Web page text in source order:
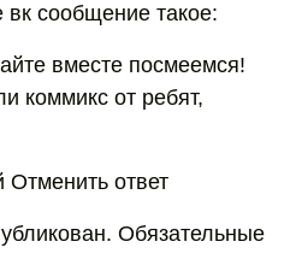
сообщение такое:
вместе посмеемся!
коммикс от ребят,
Отменить ответ
Обязательные